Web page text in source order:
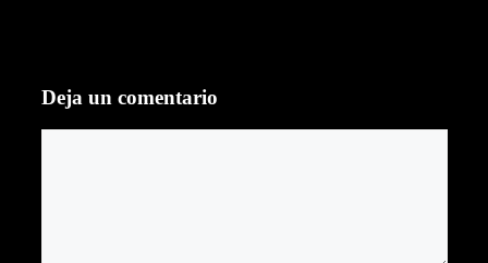
Deja un comentario